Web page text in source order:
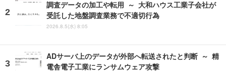
調査データの加工や転用 ～ 大和ハウス工業子会社が
受託した地盤調査業務で不適切行為
2026.8.5(水) 8:05
ADサーバ上のデータが外部へ転送されたと判断 ～ 精
電舎電子工業にランサムウェア攻撃